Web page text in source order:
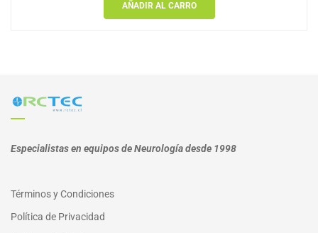
AÑADIR AL CARRO
Especialistas en equipos de Neurología desde 1998
Términos y Condiciones
Política de Privacidad